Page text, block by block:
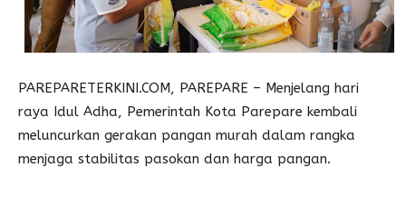
PAREPARETERKINI.COM, PAREPARE – Menjelang hari
raya Idul Adha, Pemerintah Kota Parepare kembali
meluncurkan gerakan pangan murah dalam rangka
menjaga stabilitas pasokan dan harga pangan.